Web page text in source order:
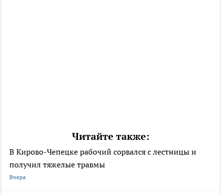
Читайте также:
В Кирово-Чепецке рабочий сорвался с лестницы и
получил тяжелые травмы
Вчера